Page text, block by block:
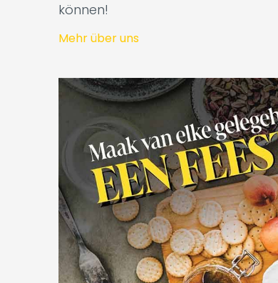
können!
Mehr über uns